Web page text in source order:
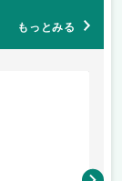
もっとみる